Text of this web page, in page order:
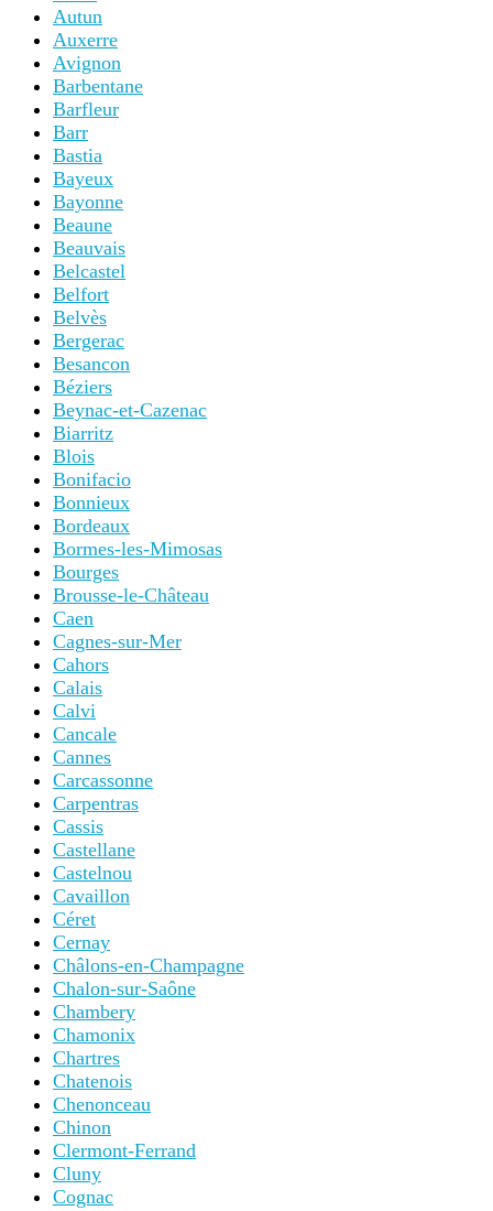
Autun
Auxerre
Avignon
Barbentane
Barfleur
Barr
Bastia
Bayeux
Bayonne
Beaune
Beauvais
Belcastel
Belfort
Belvès
Bergerac
Besancon
Béziers
Beynac-et-Cazenac
Biarritz
Blois
Bonifacio
Bonnieux
Bordeaux
Bormes-les-Mimosas
Bourges
Brousse-le-Château
Caen
Cagnes-sur-Mer
Cahors
Calais
Calvi
Cancale
Cannes
Carcassonne
Carpentras
Cassis
Castellane
Castelnou
Cavaillon
Céret
Cernay
Châlons-en-Champagne
Chalon-sur-Saône
Chambery
Chamonix
Chartres
Chatenois
Chenonceau
Chinon
Clermont-Ferrand
Cluny
Cognac